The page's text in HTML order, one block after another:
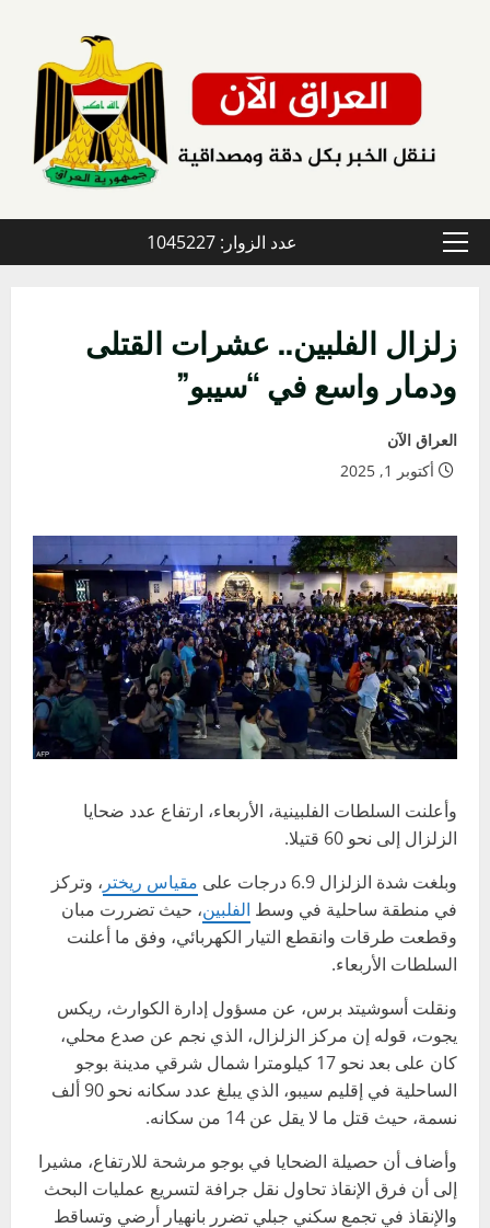
القائمة
عدد الزوار: 1045227
زلزال الفلبين.. عشرات القتلى
ودمار واسع في “سيبو”
العراق الآن
أكتوبر 1, 2025
وأعلنت السلطات الفلبينية، الأربعاء، ارتفاع عدد ضحايا
الزلزال إلى نحو 60 قتيلا.
وبلغت شدة الزلزال 6.9 درجات على
مقياس ريختر ، وتركز
في منطقة ساحلية في وسط الفلبين، حيث تضررت مبان
وقطعت طرقات وانقطع التيار الكهربائي، وفق ما أعلنت
السلطات الأربعاء.
ونقلت أسوشيتد برس، عن مسؤول إدارة الكوارث، ريكس
يجوت، قوله إن مركز الزلزال، الذي نجم عن صدع محلي،
كان على بعد نحو 17 كيلومترا شمال شرقي مدينة بوجو
الساحلية في إقليم سيبو، الذي يبلغ عدد سكانه نحو 90 ألف
نسمة، حيث قتل ما لا يقل عن 14 من سكانه.
وأضاف أن حصيلة الضحايا في بوجو مرشحة للارتفاع، مشيرا
إلى أن فرق الإنقاذ تحاول نقل جرافة لتسريع عمليات البحث
والإنقاذ في تجمع سكني جبلي تضرر بانهيار أرضي وتساقط